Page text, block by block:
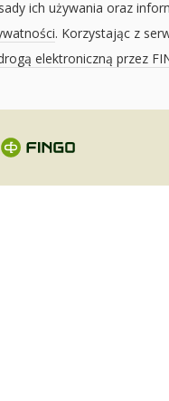
ich używania oraz
. Korzystając z
elektroniczną przez